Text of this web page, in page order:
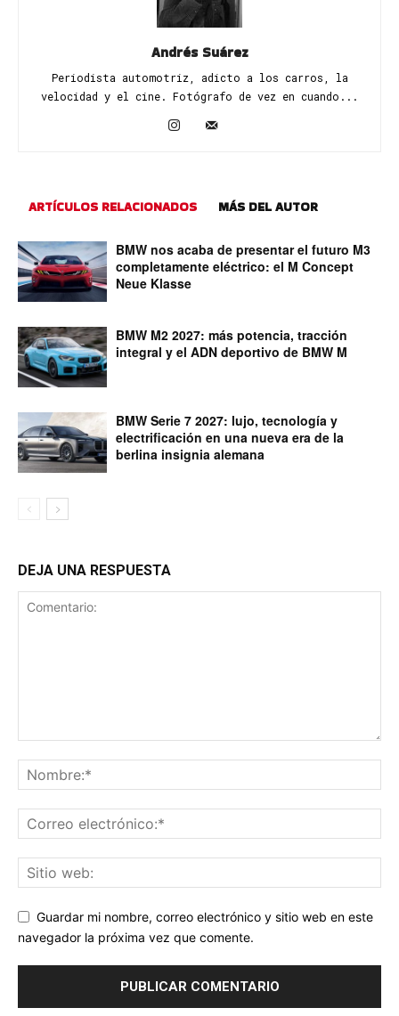
Andrés Suárez
Periodista automotriz, adicto a los carros, la
velocidad y el cine. Fotógrafo de vez en cuando...
ARTÍCULOS RELACIONADOS MÁS DEL AUTOR
BMW nos acaba de presentar el futuro M3
completamente eléctrico: el M Concept
Neue Klasse
BMW M2 2027: más potencia, tracción
integral y el ADN deportivo de BMW M
BMW Serie 7 2027: lujo, tecnología y
electrificación en una nueva era de la
berlina insignia alemana
DEJA UNA RESPUESTA
Guardar mi nombre, correo electrónico y sitio web en este
navegador la próxima vez que comente.